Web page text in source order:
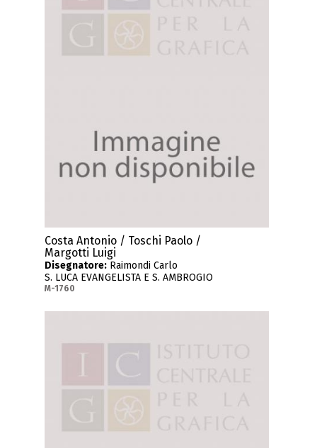
Costa Antonio / Toschi Paolo /
Margotti Luigi
Disegnatore: Raimondi Carlo
S. LUCA EVANGELISTA E S. AMBROGIO
M-1760